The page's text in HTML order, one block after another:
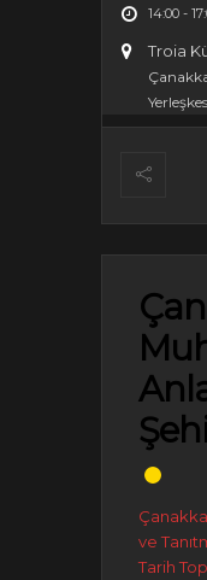
14:00 -
Troia
ve
Tarih